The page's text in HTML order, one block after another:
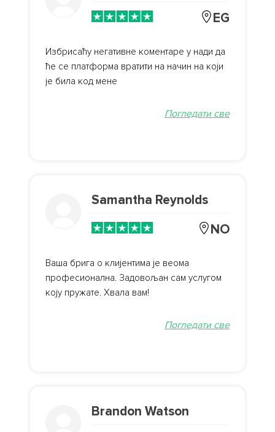
EG
Избрисаћу негативне коментаре у нади да
ће се платформа вратити на начин на који
је била код мене
Погледати све
Samantha Reynolds
NO
Ваша брига о клијентима је веома
професионална. Задовољан сам услугом
коју пружате. Хвала вам!
Погледати све
Brandon Watson